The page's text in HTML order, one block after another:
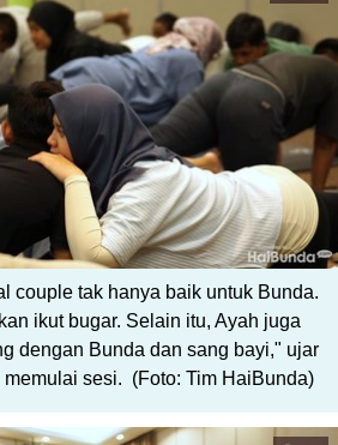
couple tak hanya baik untuk Bunda.
ikut bugar. Selain itu, Ayah juga
dengan Bunda dan sang bayi," ujar
sesi. (Foto: Tim HaiBunda)